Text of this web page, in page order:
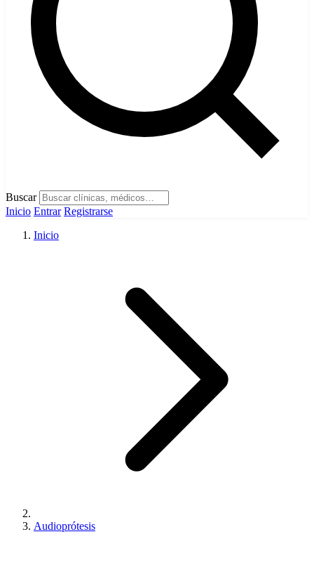
Buscar
Inicio Entrar Registrarse
Inicio
Audioprótesis